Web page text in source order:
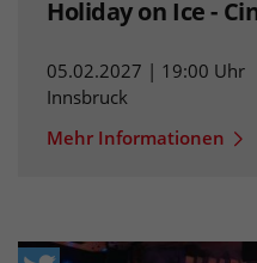
Holiday on Ice -
05.02.2027 | 19:00 Uhr
Innsbruck
Mehr Informationen